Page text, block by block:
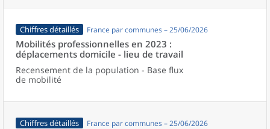
Chiffres détaillés France par communes – 25/06/2026
Mobilités professionnelles en 2023 :
déplacements domicile - lieu de travail
Recensement de la population - Base flux
de mobilité
Chiffres détaillés France par communes – 25/06/2026